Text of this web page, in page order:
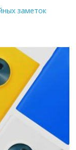
заметок